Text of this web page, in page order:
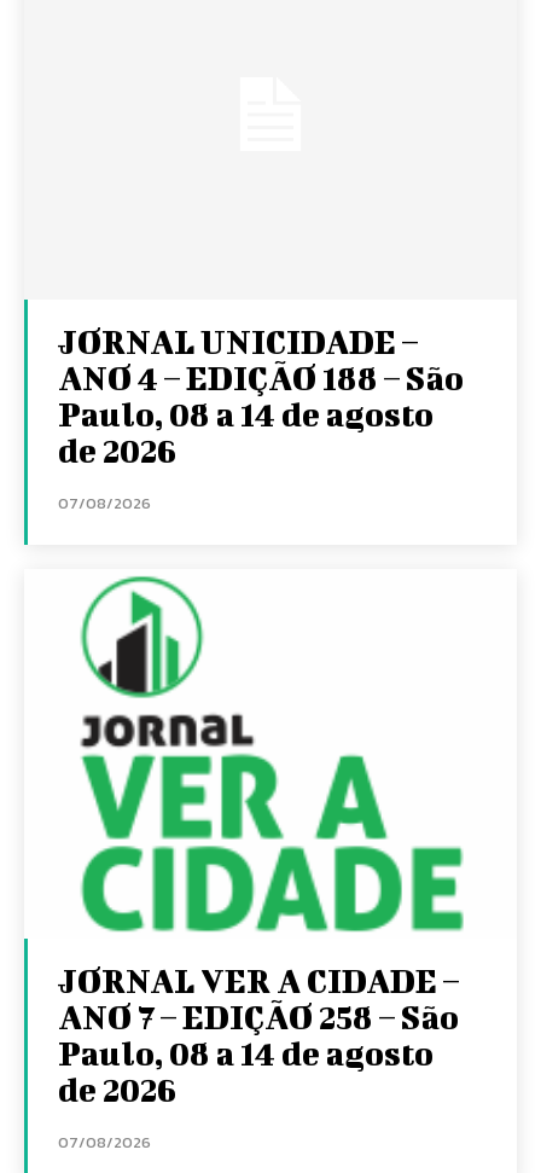
JORNAL UNICIDADE –
ANO 4 – EDIÇÃO 188 – São
Paulo, 08 a 14 de agosto
de 2026
07/08/2026
JORNAL VER A CIDADE –
ANO 7 – EDIÇÃO 258 – São
Paulo, 08 a 14 de agosto
de 2026
07/08/2026